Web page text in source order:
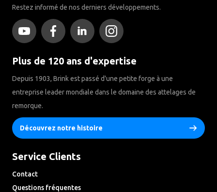
Restez informé de nos derniers développements.
Plus de 120 ans d'expertise
Depuis 1903, Brink est passé d'une petite forge à une
entreprise leader mondiale dans le domaine des attelages de
remorque.
Découvrez notre histoire
Service Clients
Contact
Questions fréquentes